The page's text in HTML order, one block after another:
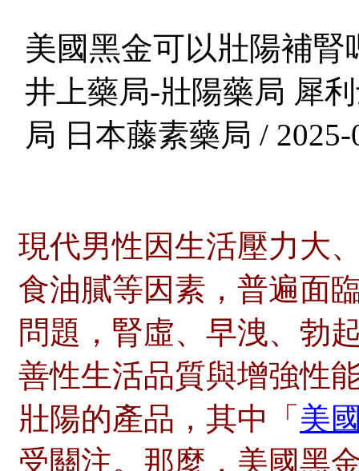
美國黑金可以壯陽補
井上藥局-壯陽藥局 犀
局 日本藤素藥局 / 2025-
現代男性因生活壓力大
食油膩等因素，普遍面
問題，腎虛、早洩、勃
善性生活品質與增強性
壯陽的產品，其中「 美
受關注。那麼，美國黑